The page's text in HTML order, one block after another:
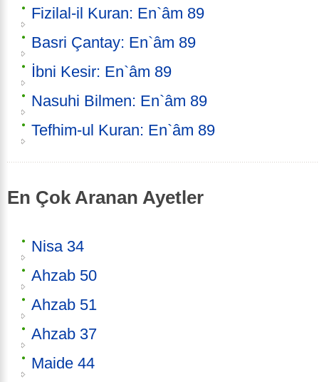
Fizilal-il Kuran: En`âm 89
Basri Çantay: En`âm 89
İbni Kesir: En`âm 89
Nasuhi Bilmen: En`âm 89
Tefhim-ul Kuran: En`âm 89
En Çok Aranan Ayetler
Nisa 34
Ahzab 50
Ahzab 51
Ahzab 37
Maide 44